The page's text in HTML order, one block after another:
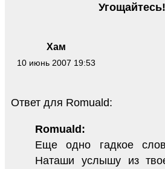
Хам
10 июнь 2007 19:53
Ответ для Romuald:
Romuald:
Еще одно гадкое
Наташи услышу из